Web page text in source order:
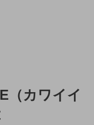
（カワイイ